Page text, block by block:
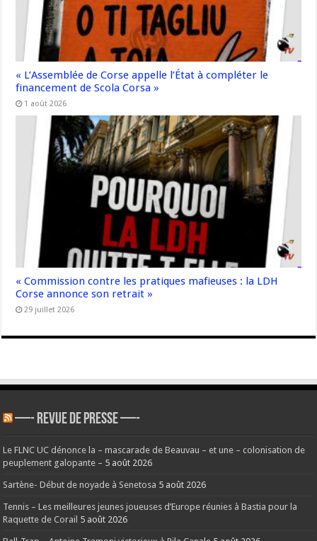
« L’Assemblée de Corse appelle l’État à compléter le
financement de Scola Corsa »
1 août 2026
« Commission contre les pratiques mafieuses : la LDH
Corse annonce son retrait »
29 juillet 2026
—- REVUE DE PRESSE —-
Le FLNC UC dénonce la – mascarade de Beauvau – et une – colonisation de
peuplement galopante – 5 août 2026
Sartène- Début de noyade à Senetosa 5 août 2026
Tennis – Les meilleures jeunes joueuses d’Europe réunies à Bastia pour la
Raquette de Corail 5 août 2026